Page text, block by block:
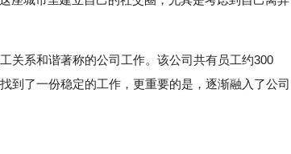
关系和谐著称的公司工作。该公司共有员工约300
到了一份稳定的工作，更重要的是，逐渐融入了公司